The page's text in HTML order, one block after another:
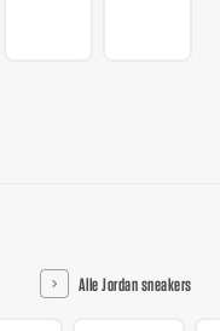
Alle Jordan sneakers